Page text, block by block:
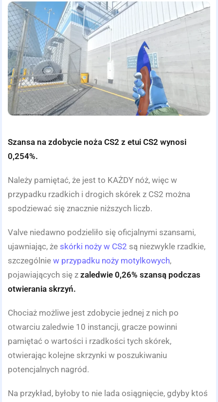
Szansa na zdobycie noża CS2 z etui CS2 wynosi
0,254%.
Należy pamiętać, że jest to KAŻDY nóż, więc w
przypadku rzadkich i drogich skórek z CS2 można
spodziewać się znacznie niższych liczb.
Valve niedawno podzieliło się oficjalnymi szansami,
ujawniając, że skórki noży w CS2 są niezwykle rzadkie,
szczególnie w przypadku noży motylkowych,
pojawiających się z zaledwie 0,26% szansą podczas
otwierania skrzyń.
Chociaż możliwe jest zdobycie jednej z nich po
otwarciu zaledwie 10 instancji, gracze powinni
pamiętać o wartości i rzadkości tych skórek,
otwierając kolejne skrzynki w poszukiwaniu
potencjalnych nagród.
Na przykład, byłoby to nie lada osiągnięcie, gdyby ktoś